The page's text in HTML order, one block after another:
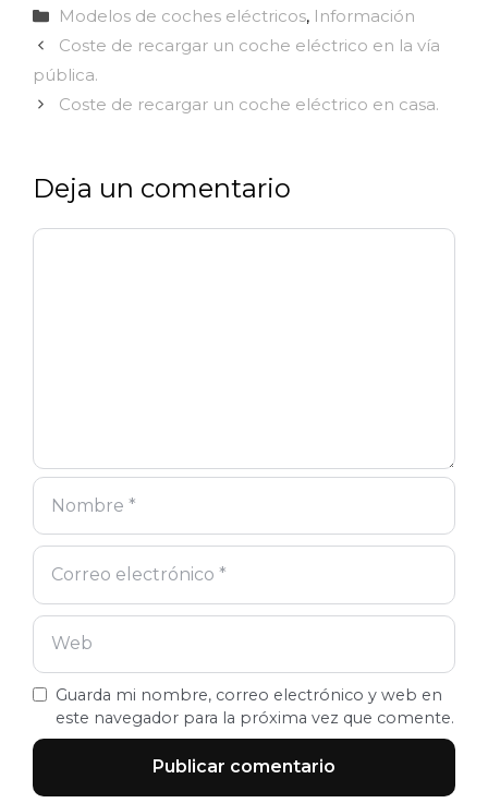
Categorías
Modelos de coches eléctricos, Información
Coste de recargar un coche eléctrico en la vía
pública.
Coste de recargar un coche eléctrico en casa.
Deja un comentario
Comentario
Nombre
Correo
Web
Guarda mi nombre, correo electrónico y web en
este navegador para la próxima vez que comente.